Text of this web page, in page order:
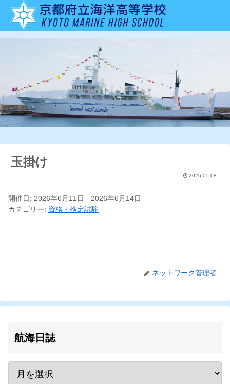
玉掛け
2026.05.08
開催日: 2026年6月11日 - 2026年6月14日
カテゴリー: 資格・検定試験
ネットワーク管理者
航海日誌